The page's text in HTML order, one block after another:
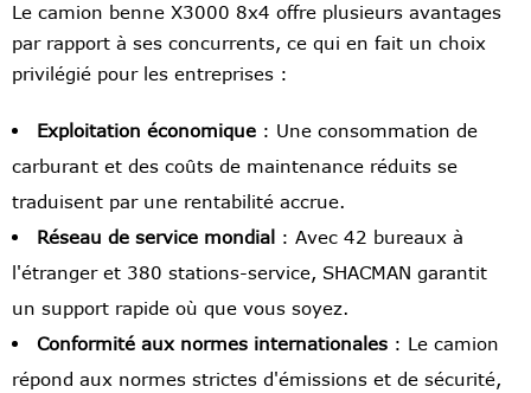
Le camion benne X3000 8x4 offre plusieurs avantages
par rapport à ses concurrents, ce qui en fait un choix
privilégié pour les entreprises :
Exploitation économique : Une consommation de
carburant et des coûts de maintenance réduits se
traduisent par une rentabilité accrue.
Réseau de service mondial : Avec 42 bureaux à
l'étranger et 380 stations-service, SHACMAN garantit
un support rapide où que vous soyez.
Conformité aux normes internationales : Le camion
répond aux normes strictes d'émissions et de sécurité,